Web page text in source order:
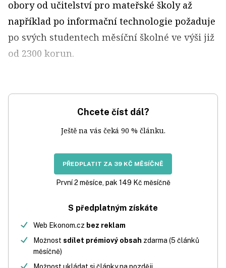
obory od učitelství pro mateřské školy až
například po informační technologie požaduje
po svých studentech měsíční školné ve výši již
od 2300 korun.
Chcete číst dál?
Ještě na vás čeká 90 % článku.
PŘEDPLATIT ZA 39 KČ MĚSÍČNĚ
První 2 měsíce, pak 149 Kč měsíčně
S předplatným získáte
Web Ekonom.cz bez reklam
Možnost sdílet prémiový obsah zdarma (5 článků
měsíčně)